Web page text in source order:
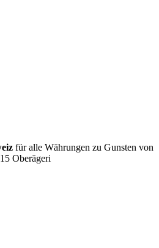
für alle Währungen zu Gunsten von
Oberägeri